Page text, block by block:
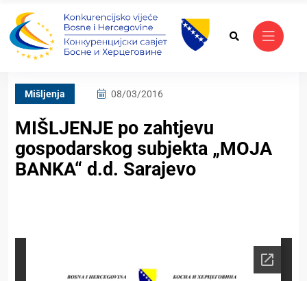
Mišljenja 08/03/2016
MIŠLJENJE po zahtjevu
gospodarskog subjekta „MOJA
BANKA“ d.d. Sarajevo